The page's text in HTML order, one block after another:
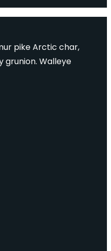
pike Arctic char,
grunion. Walleye